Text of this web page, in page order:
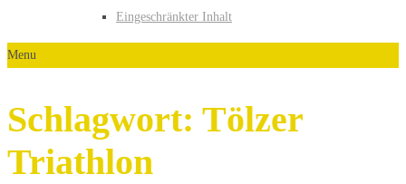
Eingeschränkter Inhalt
Menu
Schlagwort: Tölzer
Triathlon